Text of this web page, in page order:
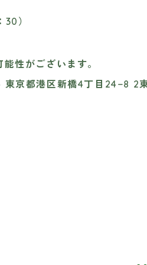
）
性がございます。
京都港区新橋4丁目24−8 2